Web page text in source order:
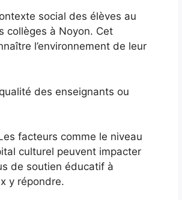
social des élèves au
collèges à Noyon. Cet
l’environnement de leur
des enseignants ou
facteurs comme le niveau
culturel peuvent impacter
de soutien éducatif à
y répondre.